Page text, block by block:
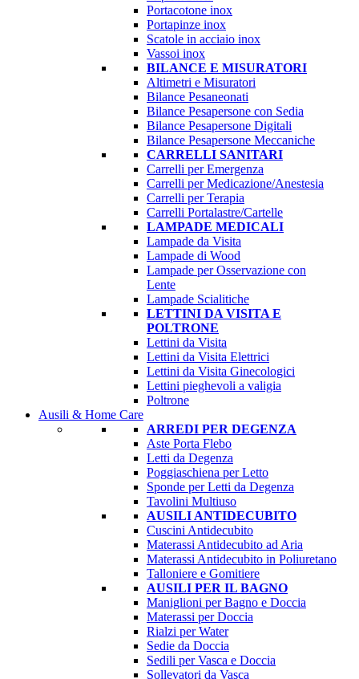
Portacotone inox
Portapinze inox
Scatole in acciaio inox
Vassoi inox
BILANCE E MISURATORI
Altimetri e Misuratori
Bilance Pesaneonati
Bilance Pesapersone con Sedia
Bilance Pesapersone Digitali
Bilance Pesapersone Meccaniche
CARRELLI SANITARI
Carrelli per Emergenza
Carrelli per Medicazione/Anestesia
Carrelli per Terapia
Carrelli Portalastre/Cartelle
LAMPADE MEDICALI
Lampade da Visita
Lampade di Wood
Lampade per Osservazione con
Lente
Lampade Scialitiche
LETTINI DA VISITA E
POLTRONE
Lettini da Visita
Lettini da Visita Elettrici
Lettini da Visita Ginecologici
Lettini pieghevoli a valigia
Poltrone
Ausili & Home Care
ARREDI PER DEGENZA
Aste Porta Flebo
Letti da Degenza
Poggiaschiena per Letto
Sponde per Letti da Degenza
Tavolini Multiuso
AUSILI ANTIDECUBITO
Cuscini Antidecubito
Materassi Antidecubito ad Aria
Materassi Antidecubito in Poliuretano
Talloniere e Gomitiere
AUSILI PER IL BAGNO
Maniglioni per Bagno e Doccia
Materassi per Doccia
Rialzi per Water
Sedie da Doccia
Sedili per Vasca e Doccia
Sollevatori da Vasca